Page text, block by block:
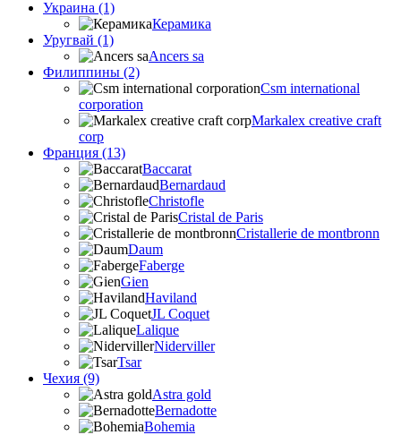
Украина (1)
Керамика
Уругвай (1)
Ancers sa
Филиппины (2)
Csm international
corporation
Markalex creative craft
corp
Франция (13)
Baccarat
Bernardaud
Christofle
Cristal de Paris
Cristallerie de montbronn
Daum
Faberge
Gien
Haviland
JL Coquet
Lalique
Niderviller
Tsar
Чехия (9)
Astra gold
Bernadotte
Bohemia